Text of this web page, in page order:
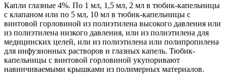
Капли глазные 4%. По 1 мл, 1,5 мл, 2 мл в тюбик-капельницы
с клапаном или по 5 мл, 10 мл в тюбик-капельницы с
винтовой горловиной из полиэтилена высокого давления или
из полиэтилена низкого давления, или из полиэтилена для
медицинских целей, или из полиэтилена или полипропилена
для инфузионных растворов и глазных капель. Тюбик-
капельницы с винтовой горловиной укупоривают
навинчиваемыми крышками из полимерных материалов.